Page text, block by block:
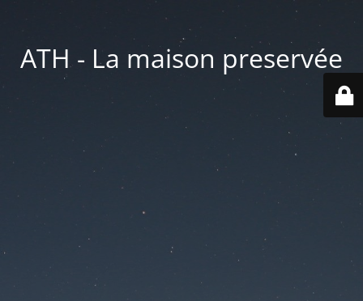
ATH - La maison preservée